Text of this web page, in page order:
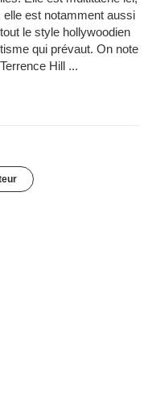
elle est notamment aussi
le style hollywoodien
qui prévaut. On note
Hill ...